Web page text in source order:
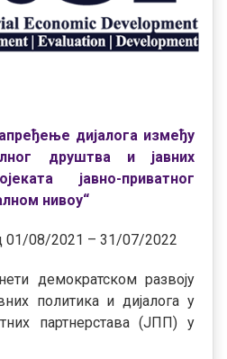
дијалога између
друштва и јавних
јавно-приватног
нивоу“
01/08/2021 – 31/07/2022
демократском развоју
политика и дијалога у
партнерстава (ЈПП) у